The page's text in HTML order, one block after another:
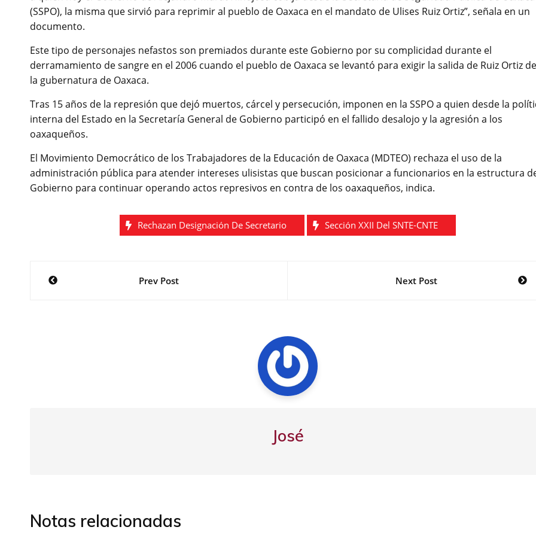
(SSPO), la misma que sirvió para reprimir al pueblo de Oaxaca en el mandato de Ulises Ruiz Ortiz”, señala en un
documento.
Este tipo de personajes nefastos son premiados durante este Gobierno por su complicidad durante el
derramamiento de sangre en el 2006 cuando el pueblo de Oaxaca se levantó para exigir la salida de Ruiz Ortiz de
la gubernatura de Oaxaca.
Tras 15 años de la represión que dejó muertos, cárcel y persecución, imponen en la SSPO a quien desde la
interna del Estado en la Secretaría General de Gobierno participó en el fallido desalojo y la agresión a los
oaxaqueños.
El Movimiento Democrático de los Trabajadores de la Educación de Oaxaca (MDTEO) rechaza el uso de la
administración pública para atender intereses ulisistas que buscan posicionar a funcionarios en la estructura
Gobierno para continuar operando actos represivos en contra de los oaxaqueños, indica.
Rechazan Designación De Secretario Sección XXII Del SNTE-CNTE
NavegaciónPrev Post Next Post
José
Notas relacionadas